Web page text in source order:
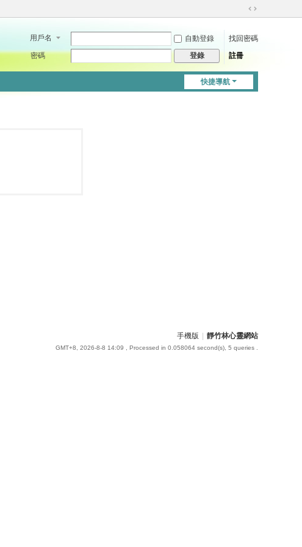
切
到
用戶名 自動登錄
找回密碼
密碼
登錄 註冊
快捷導航
手機版 靜竹林心靈網站
GMT+8, 2026-8-8 14:09 , Processed in 0.058064 second(s), 5 queries .